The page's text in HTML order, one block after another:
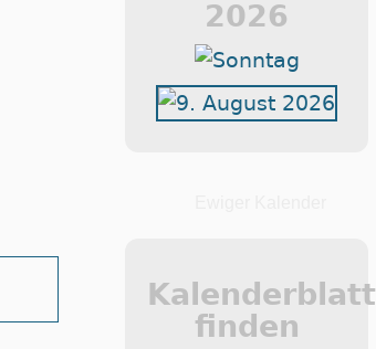
2026
Kalenderblatt
finden